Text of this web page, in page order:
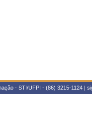
- STI/UFPI - (86) 3215-1124 |